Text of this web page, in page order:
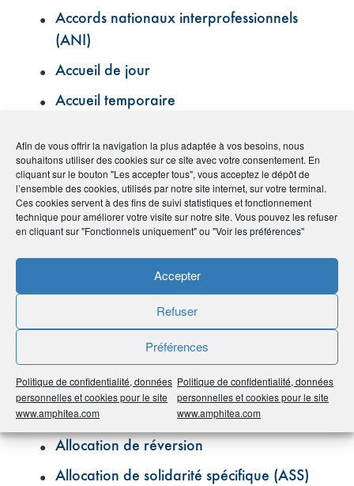
Afin de vous offrir la navigation la plus adaptée à vos besoins, nous
souhaitons utiliser des cookies sur ce site avec votre consentement. En
cliquant sur le bouton "Les accepter tous", vous acceptez le dépôt de
l’ensemble des cookies, utilisés par notre site internet, sur votre terminal.
Ces cookies servent à des fins de suivi statistiques et fonctionnement
technique pour améliorer votre visite sur notre site. Vous pouvez les refuser
en cliquant sur "Fonctionnels uniquement" ou "Voir les préférences"
Accepter
Refuser
Préférences
Politique de confidentialité, données
personnelles et cookies pour le site
www.amphitea.com
Politique de confidentialité, données
personnelles et cookies pour le site
www.amphitea.com
Accords nationaux interprofessionnels
(ANI)
Accueil de jour
Accueil temporaire
Affection de longue durée (ALD)
Agent général d’assurances
Agirc-Arrco
Aide aux chômeurs créateurs ou
repreneurs d’entreprise (ACCRE)
Aide personnalisée au logement (APL)
Allocation aux adultes handicapés (AAH)
Allocation d’éducation de l’enfant
handicapé (AEEH)
Allocation de réversion
Allocation de solidarité spécifique (ASS)